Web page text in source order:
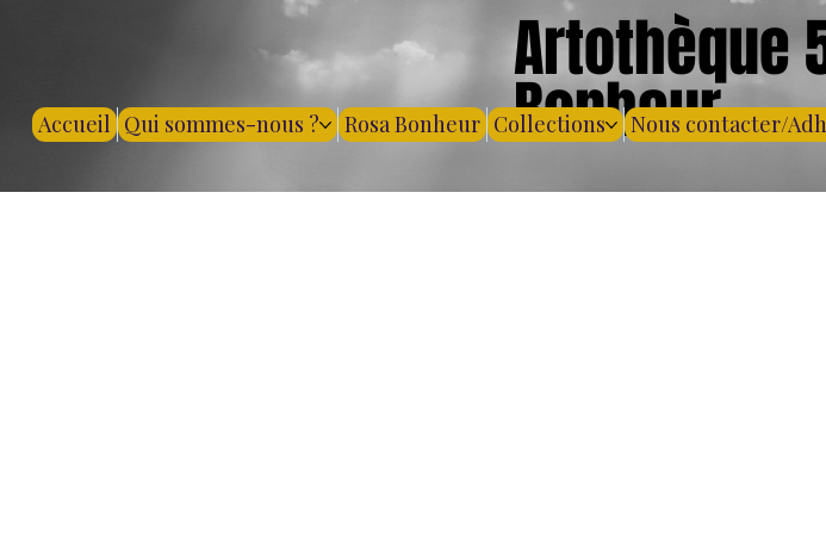
Artothèque
Bonheur
Accueil Qui sommes-nous ? Rosa Bonheur Collections Nous contacter/